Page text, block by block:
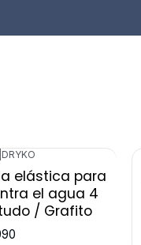
DRYKO
elástica para
el agua 4
/ Grafito